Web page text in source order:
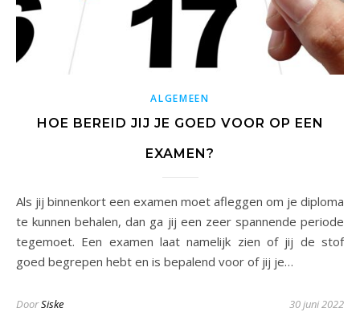
ALGEMEEN
HOE BEREID JIJ JE GOED VOOR OP EEN
EXAMEN?
Als jij binnenkort een examen moet afleggen om je diploma
te kunnen behalen, dan ga jij een zeer spannende periode
tegemoet. Een examen laat namelijk zien of jij de stof
goed begrepen hebt en is bepalend voor of jij je…
DoorSiske 30 juni 2022